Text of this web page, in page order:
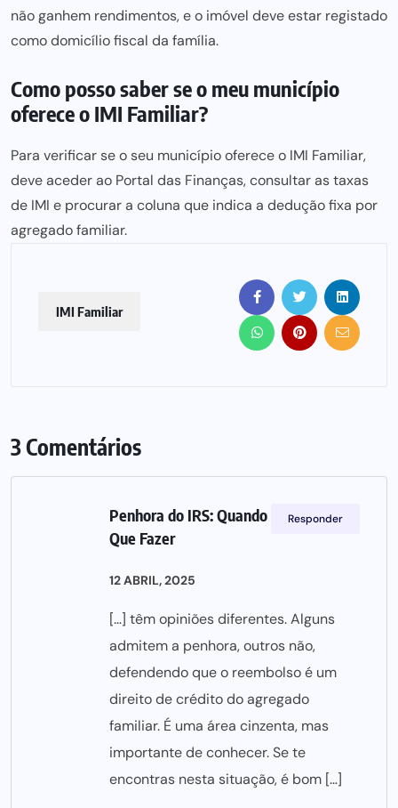
não ganhem rendimentos,e o imóvel deve estar registado
como domicílio fiscal da família.
Como posso saber se o meu município
oferece o IMI Familiar?
Para verificar se o seu município oferece o IMI Familiar,
deve aceder ao Portal das Finanças, consultar as taxas
de IMI e procurar a coluna que indica a dedução fixa por
agregado familiar.
IMI Familiar
3 Comentários
Penhora do IRS: Quando Acontece e O
Que Fazer
12 ABRIL, 2025
[…] têm opiniões diferentes. Alguns
admitem a penhora, outros não,
defendendo que o reembolso é um
direito de crédito do agregado
familiar. É uma área cinzenta, mas
importante de conhecer. Se te
encontras nesta situação, é bom […]
Responder